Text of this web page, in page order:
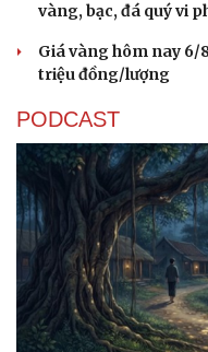
vàng, bạc, đá quý vi
Giá vàng hôm nay 6/
triệu đồng/lượng
PODCAST